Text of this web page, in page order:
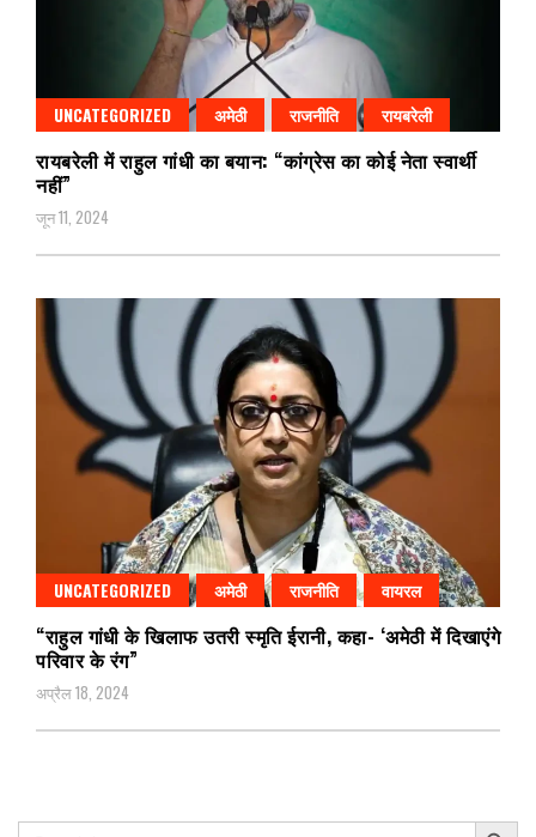
UNCATEGORIZED अमेठी राजनीति रायबरेली
रायबरेली में राहुल गांधी का बयान: “कांग्रेस का कोई नेता स्वार्थी
नहीं”
जून 11, 2024
UNCATEGORIZED अमेठी राजनीति वायरल
“राहुल गांधी के खिलाफ उतरी स्मृति ईरानी, कहा- ‘अमेठी में दिखाएंगे
परिवार के रंग”
अप्रैल 18, 2024
Search Search Button